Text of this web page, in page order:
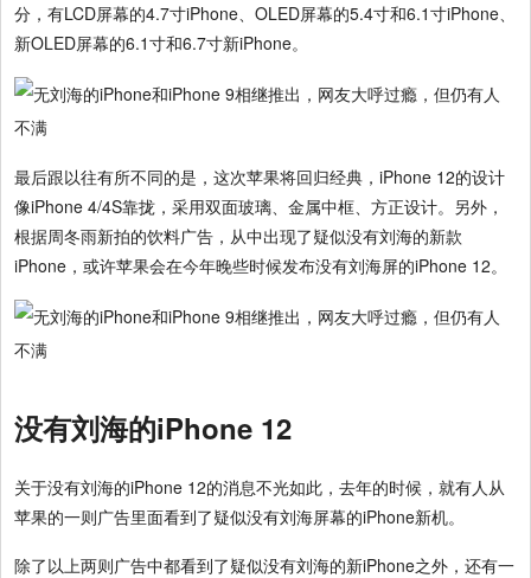
分，有LCD屏幕的4.7寸iPhone、OLED屏幕的5.4寸和6.1寸iPhone、
新OLED屏幕的6.1寸和6.7寸新iPhone。
最后跟以往有所不同的是，这次苹果将回归经典，iPhone 12的设计
像iPhone 4/4S靠拢，采用双面玻璃、金属中框、方正设计。另外，
根据周冬雨新拍的饮料广告，从中出现了疑似没有刘海的新款
iPhone，或许苹果会在今年晚些时候发布没有刘海屏的iPhone 12。
没有刘海的iPhone 12
关于没有刘海的iPhone 12的消息不光如此，去年的时候，就有人从
苹果的一则广告里面看到了疑似没有刘海屏幕的iPhone新机。
除了以上两则广告中都看到了疑似没有刘海的新iPhone之外，还有一